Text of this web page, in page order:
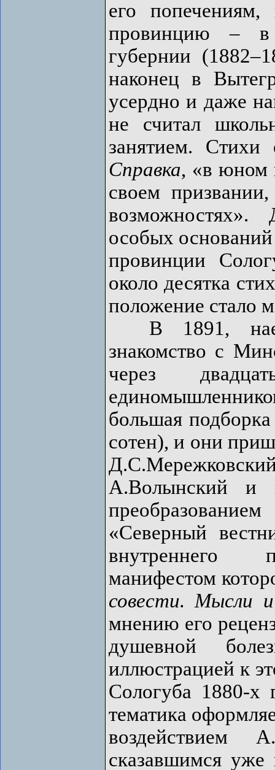
его попечениям,
провинцию – в
губернии
наконец в
усердно и даже
не считал
занятием.
Справка, «в юном
своем
возможностях».
особых
провинции
около десятка
положение стало
В 1891,
знакомство с
через
большая
сотен), и они
А.Волынский и
«Северный
внутреннего
манифестом
совести. Мысли
мнению его
душевной
иллюстрацией к
Сологуба 1880-х
тематика
воздействием
сказавшимся